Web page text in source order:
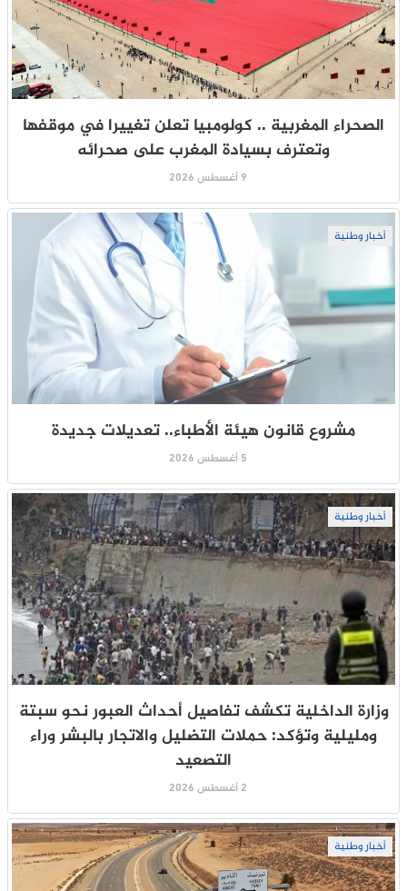
الصحراء المغربية .. كولومبيا تعلن تغييرا في موقفها
وتعترف بسيادة المغرب على صحرائه
9 أغسطس 2026
أخبار وطنية
مشروع قانون هيئة الأطباء.. تعديلات جديدة
5 أغسطس 2026
أخبار وطنية
وزارة الداخلية تكشف تفاصيل أحداث العبور نحو سبتة
ومليلية وتؤكد: حملات التضليل والاتجار بالبشر وراء
التصعيد
2 أغسطس 2026
أخبار وطنية